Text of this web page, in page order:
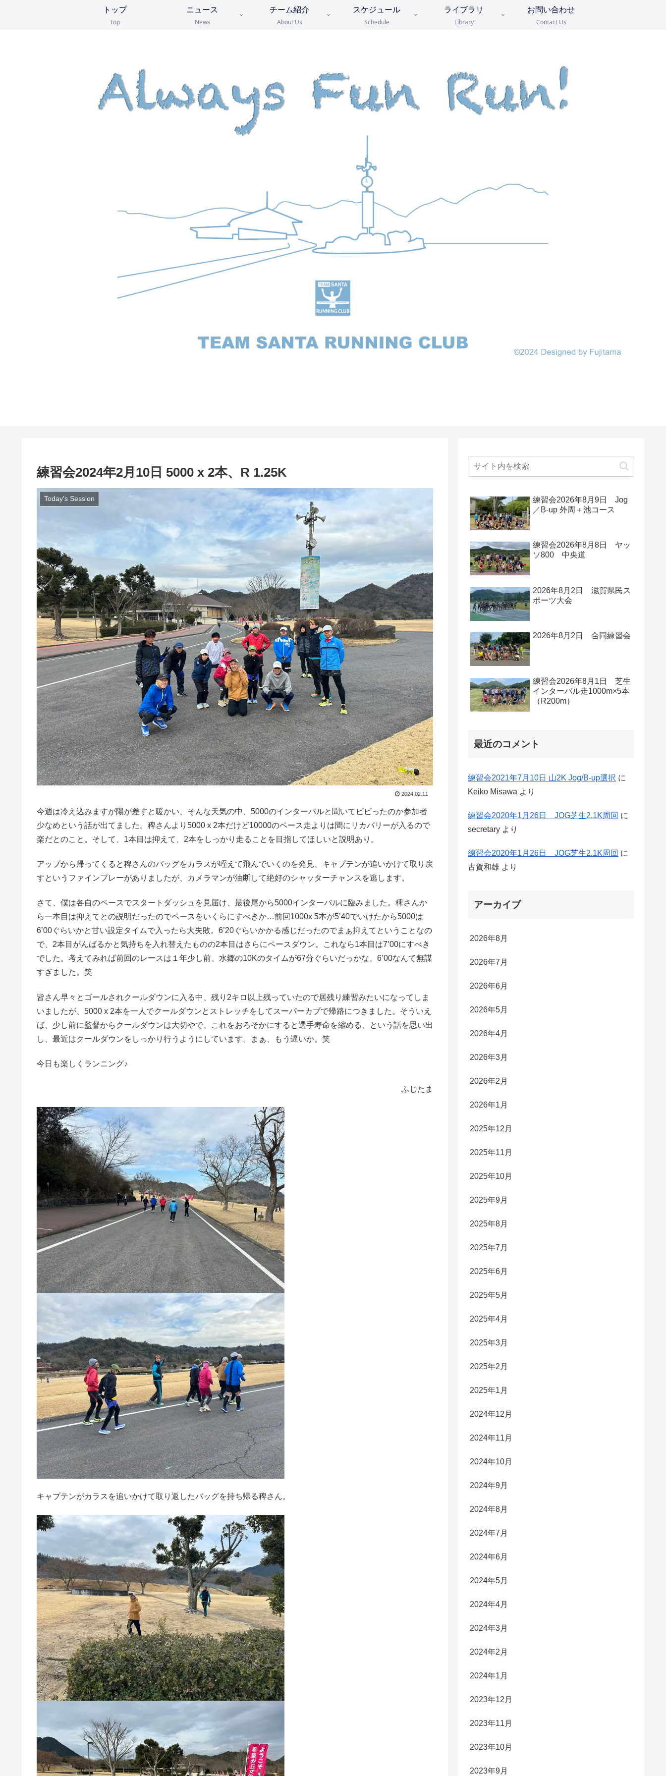
トップ
Top
ニュース
News
チーム紹介
About Us
スケジュール
Schedule
ライブラリ
Library
お問い合わせ
Contact Us
練習会2024年2月10日 5000 x 2本、R 1.25K
Today's Session
2024.02.11
今週は冷え込みますが陽が差すと暖かい、そんな天気の中、5000のインターバルと聞いてビビったのか参加者
少なめという話が出てました。稗さんより5000 x 2本だけど10000のペース走よりは間にリカバリーが入るので
楽だとのこと。そして、1本目は抑えて、2本をしっかり走ることを目指してほしいと説明あり。
アップから帰ってくると稗さんのバッグをカラスが咥えて飛んでいくのを発見、キャプテンが追いかけて取り戻
すというファインプレーがありましたが、カメラマンが油断して絶好のシャッターチャンスを逃します。
さて、僕は各自のペースでスタートダッシュを見届け、最後尾から5000インターバルに臨みました。稗さんか
ら一本目は抑えてとの説明だったのでペースをいくらにすべきか…前回1000x 5本が5’40でいけたから5000は
6’00ぐらいかと甘い設定タイムで入ったら大失敗。6’20ぐらいかかる感じだったのでまぁ抑えてということなの
で、2本目がんばるかと気持ちを入れ替えたものの2本目はさらにペースダウン。これなら1本目は7’00にすべき
でした。考えてみれば前回のレースは１年少し前、水郷の10Kのタイムが67分ぐらいだっかな、6’00なんて無謀
すぎました。笑
皆さん早々とゴールされクールダウンに入る中、残り2キロ以上残っていたので居残り練習みたいになってしま
いましたが、5000 x 2本を一人でクールダウンとストレッチをしてスーパーカブで帰路につきました。そういえ
ば、少し前に監督からクールダウンは大切やで、これをおろそかにすると選手寿命を縮める、という話を思い出
し、最近はクールダウンをしっかり行うようにしています。まぁ、もう遅いか。笑
今日も楽しくランニング♪
ふじたま
キャプテンがカラスを追いかけて取り返したバッグを持ち帰る稗さん。
練習会2026年8月9日 Jog
／B-up 外周＋池コース
練習会2026年8月8日 ヤッ
ソ800 中央道
2026年8月2日 滋賀県民ス
ポーツ大会
2026年8月2日 合同練習会
練習会2026年8月1日 芝生
インターバル走1000m×5本
（R200m）
最近のコメント
練習会2021年7月10日 山2K Jog/B-up選択 に
Keiko Misawa より
練習会2020年1月26日 JOG芝生2.1K周回 に
secretary より
練習会2020年1月26日 JOG芝生2.1K周回 に
古賀和雄 より
アーカイブ
2026年8月
2026年7月
2026年6月
2026年5月
2026年4月
2026年3月
2026年2月
2026年1月
2025年12月
2025年11月
2025年10月
2025年9月
2025年8月
2025年7月
2025年6月
2025年5月
2025年4月
2025年3月
2025年2月
2025年1月
2024年12月
2024年11月
2024年10月
2024年9月
2024年8月
2024年7月
2024年6月
2024年5月
2024年4月
2024年3月
2024年2月
2024年1月
2023年12月
2023年11月
2023年10月
2023年9月